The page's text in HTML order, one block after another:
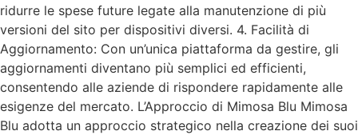
ridurre le spese future legate alla manutenzione di più
versioni del sito per dispositivi diversi. 4. Facilità di
Aggiornamento: Con un’unica piattaforma da gestire, gli
aggiornamenti diventano più semplici ed efficienti,
consentendo alle aziende di rispondere rapidamente alle
esigenze del mercato. L’Approccio di Mimosa Blu Mimosa
Blu adotta un approccio strategico nella creazione dei suoi